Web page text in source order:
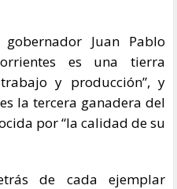
Juan Pablo
es una tierra
y producción”, y
la tercera ganadera del
por “la calidad de su
de cada ejemplar